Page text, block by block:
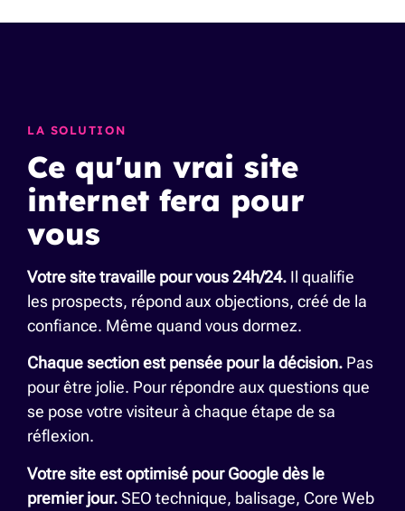
LA SOLUTION
Ce qu'un vrai site
internet fera pour
vous
Votre site travaille pour vous 24h/24. Il qualifie
les prospects, répond aux objections, créé de la
confiance. Même quand vous dormez.
Chaque section est pensée pour la décision. Pas
pour être jolie. Pour répondre aux questions que
se pose votre visiteur à chaque étape de sa
réflexion.
Votre site est optimisé pour Google dès le
premier jour.SEO technique, balisage, Core Web